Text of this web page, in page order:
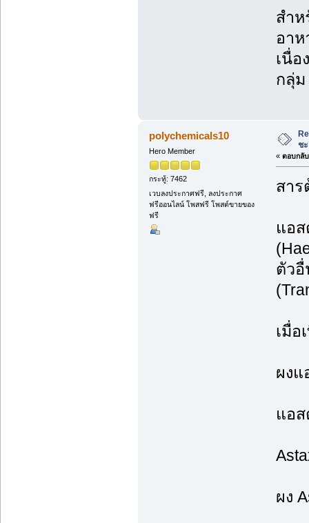
สำ
อาห
เนื่
กลุ่ม
polychemicals10
Hero Member
กระทู้: 7462
เวบลงประกาศฟรี, ลงประกาศ
ฟรีออนไลน์ โพสฟรี โพสต์ขายของ
ฟรี
ช
« ตอบกลั
สา
แอ
ตัวอื่
เมื่
ผงแ
แอส
ผง